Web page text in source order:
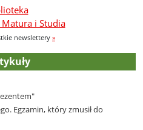
i Studia
newslettery »
Egzamin, który zmusił do